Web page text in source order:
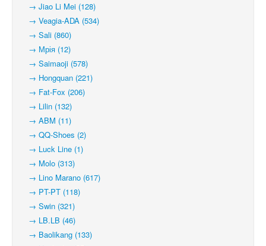
→ Jiao Li Mei (128)
→ Veagia-ADA (534)
→ Sali (860)
→ Мрія (12)
→ Saimaoji (578)
→ Hongquan (221)
→ Fat-Fox (206)
→ Lilin (132)
→ ABM (11)
→ QQ-Shoes (2)
→ Luck Line (1)
→ Molo (313)
→ Lino Marano (617)
→ PT-PT (118)
→ Swin (321)
→ LB.LB (46)
→ Baolikang (133)